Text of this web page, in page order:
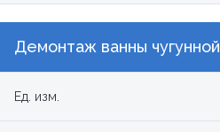
Демонтаж ванны чугунной
Ед. изм.